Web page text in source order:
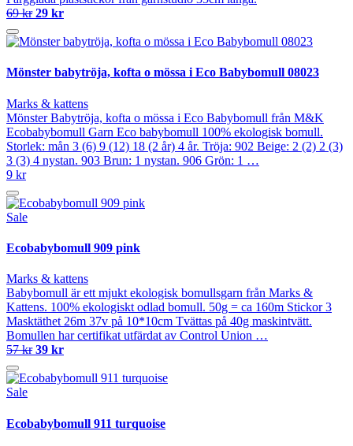
69 kr 29 kr
Mönster babytröja, kofta o mössa i Eco Babybomull 08023
Marks & kattens
Mönster Babytröja, kofta o mössa i Eco Babybomull från M&K
Ecobabybomull Garn Eco babybomull 100% ekologisk bomull.
Storlek: mån 3 (6) 9 (12) 18 (2 år) 4 år. Tröja: 902 Beige: 2 (2) 2 (3)
3 (3) 4 nystan. 903 Brun: 1 nystan. 906 Grön: 1 …
9 kr
Sale
Ecobabybomull 909 pink
Marks & kattens
Babybomull är ett mjukt ekologisk bomullsgarn från Marks &
Kattens. 100% ekologiskt odlad bomull. 50g = ca 160m Stickor 3
Masktäthet 26m 37v på 10*10cm Tvättas på 40g maskintvätt.
Bomullen har certifikat utfärdat av Control Union …
57 kr 39 kr
Sale
Ecobabybomull 911 turquoise